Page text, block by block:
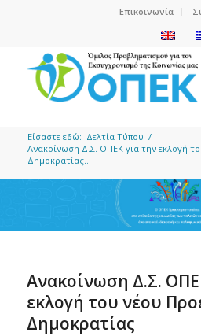
Επικοινωνία
Είσαστε εδώ: Δελτία Τύπου /
Ανακοίνωση Δ.Σ. ΟΠΕΚ για την εκλογή
Δημοκρατίας...
Ανακοίνωση Δ.Σ.
εκλογή του νέου
Δημοκρατίας